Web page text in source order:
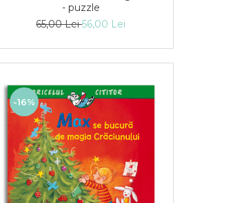
- puzzle
65,00 Lei56,00 Lei
-16%